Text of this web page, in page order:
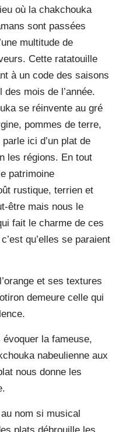
où la chakchouka
sont passées
multitude de
Cette ratatouille
à un code des saisons
mois de l’année.
se réinvente au gré
pommes de terre,
ici d’un plat de
les régions. En tout
patrimoine
rustique, terrien et
être mais nous le
fait le charme de ces
qu’elles se paraient
et ses textures
demeure celle qui
la fameuse,
nabeulienne aux
nous donne les
nom si musical